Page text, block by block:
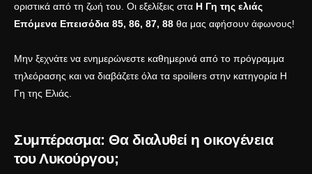
οριστικά από τη ζωή του. Οι εξελίξεις στα Η Γη της ελιάς
Επόμενα Επεισόδια 85, 86, 87, 88 θα μας αφήσουν άφωνους!
Μην ξεχνάτε να ενημερώνεστε καθημερινά από το πρόγραμμα
τηλεόρασης και να διαβάζετε όλα τα spoilers στην κατηγορία Η
Γη της Ελιάς.
Συμπέρασμα: Θα διαλυθεί η οικογένεια
του Λυκούργου;